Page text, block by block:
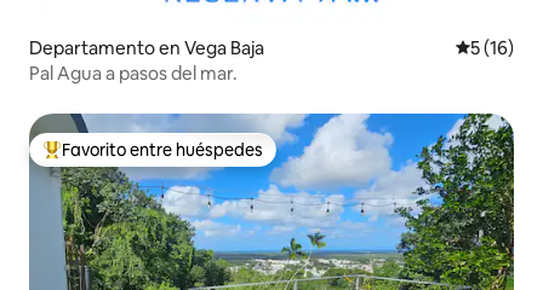
Departamento en Vega Baja
5 (16)
Pal Agua a pasos del mar.
De los mejores en Favorito entre huéspedes
Favorito entre huéspedes